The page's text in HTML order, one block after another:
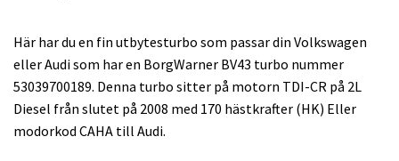
Här har du en fin utbytesturbo som passar din Volkswagen
eller Audi som har en BorgWarner BV43 turbo nummer
53039700189. Denna turbo sitter på motorn TDI-CR på 2L
Diesel från slutet på 2008 med 170 hästkrafter (HK) Eller
modorkod CAHA till Audi.